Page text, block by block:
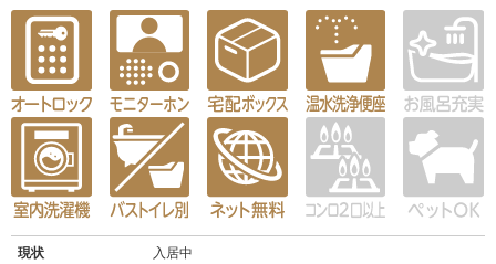
現状 入居中